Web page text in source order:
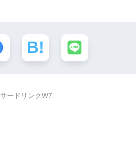
ードリンクW7